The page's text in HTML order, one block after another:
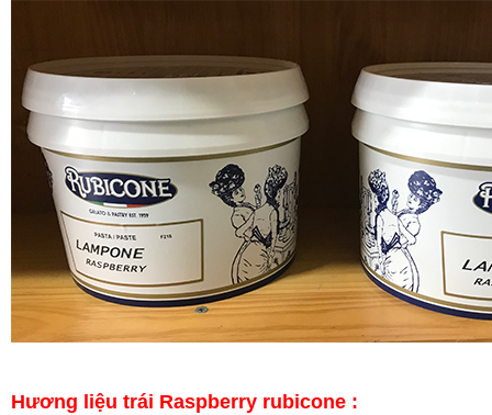
Hương liệu trái Raspberry rubicone :